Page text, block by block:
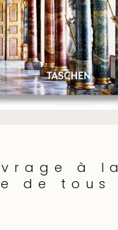
à la
de tous